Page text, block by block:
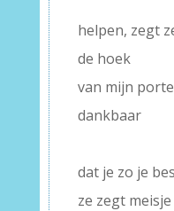
helpen, zegt
de hoek
van mijn
dankbaar
dat je zo je
ze zegt